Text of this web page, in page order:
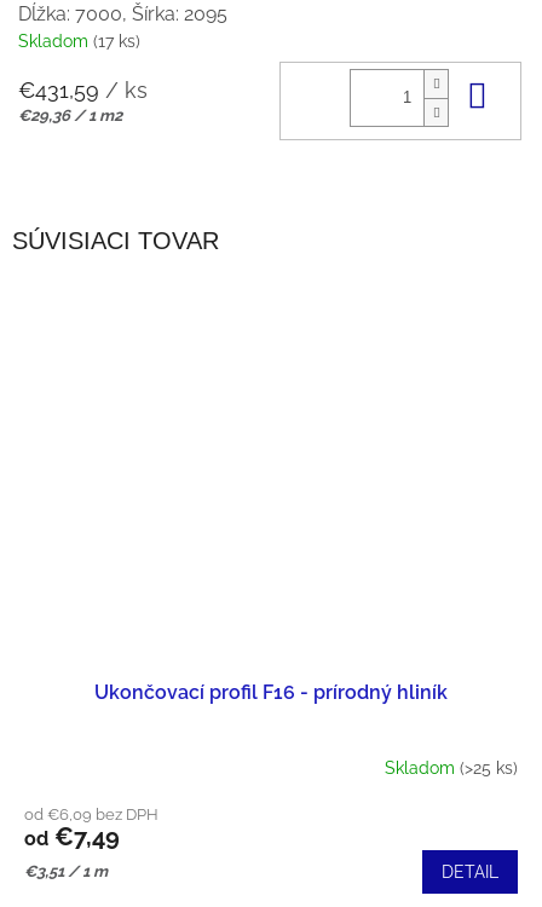
SÚVISIACI TOVAR
Ukončovací profil F16 - prírodný hliník
Skladom (>25 ks)
od €6,09 bez DPH
od €7,49
Jednotková
€3,51 / 1 m DETAIL
Dĺžka: 7000, Šírka: 2095
Skladom (17 ks)
€431,59 / ks
Jednotková
€29,36 / 1 m2